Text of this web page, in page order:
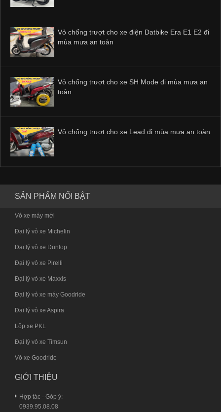
Vỏ chống trượt cho xe điện Datbike Era E1 E2 đi
mùa mưa an toàn
Vỏ chống trượt cho xe SH Mode đi mùa mưa an
toàn
Vỏ chống trượt cho xe Lead đi mùa mưa an toàn
SẢN PHẨM NỔI BẬT
Vỏ xe máy mới
Đại lý vỏ xe Michelin
Đại lý vỏ xe Dunlop
Đại lý vỏ xe Pirelli
Đại lý vỏ xe Maxxis
Đại lý vỏ xe máy Goodride
Đại lý vỏ xe Aspira
Lốp xe PKL
Đại lý vỏ xe Timsun
Vỏ xe Goodride
GIỚI THIỆU
Hợp tác - Góp ý:
0939.95.08.08